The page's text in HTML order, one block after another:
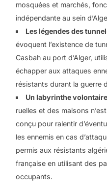
mosquées et marchés,
indépendante au sein
Les légendes des
évoquent l’existence de
Casbah au port d’Alger,
échapper aux attaques
résistants durant la guerre
Un labyrinthe volontaire
ruelles et des maisons
conçu pour ralentir
les ennemis en cas
permis aux résistants
française en utilisant des
occupants.